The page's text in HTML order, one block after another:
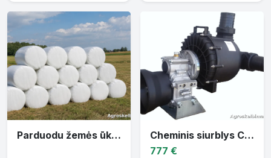
Parduodu žemės ūkio techniką
Cheminis siurblys CTP-30 varomas traktoriaus darbiniu velenu
777 €